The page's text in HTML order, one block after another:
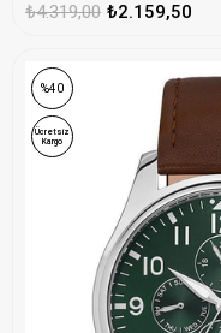
₺2.159,50
₺4.319,00
%40
Ücretsiz
Kargo